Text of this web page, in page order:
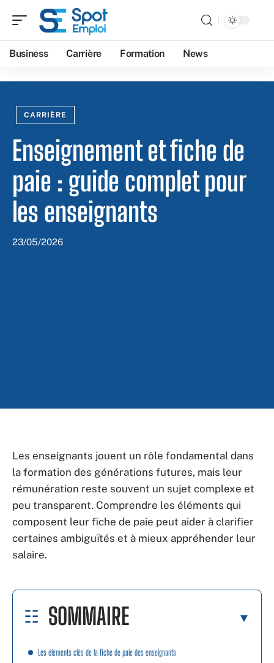
Business Carrière Formation News
CARRIÈRE
Enseignement et fiche de
paie : guide complet pour
les enseignants
23/05/2026
Les enseignants jouent un rôle fondamental dans
la formation des générations futures, mais leur
rémunération reste souvent un sujet complexe et
peu transparent. Comprendre les éléments qui
composent leur fiche de paie peut aider à clarifier
certaines ambiguïtés et à mieux appréhender leur
salaire.
SOMMAIRE
Les éléments clés de la fiche de paie des enseignants